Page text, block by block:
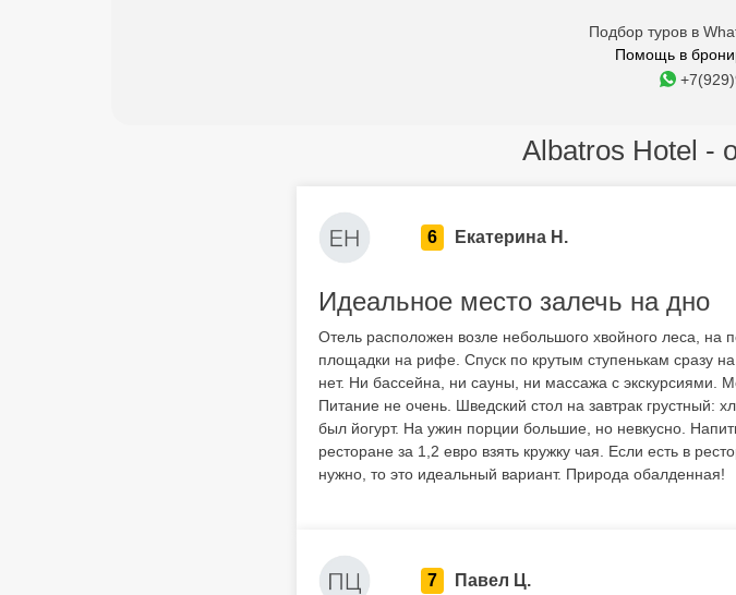
Подбор туров в
Помощь в
Albatros Hotel -
6 Екатерина Н.
Идеальное место залечь на дно
Отель расположен возле небольшого хвойного леса,
площадки на рифе. Спуск по крутым ступенькам сразу
нет. Ни бассейна, ни сауны, ни массажа с экскурсиями.
Питание не очень. Шведский стол на завтрак грустный:
был йогурт. На ужин порции большие, но невкусно.
ресторане за 1,2 евро взять кружку чая. Если есть в
нужно, то это идеальный вариант. Природа обалденная!
7 Павел Ц.